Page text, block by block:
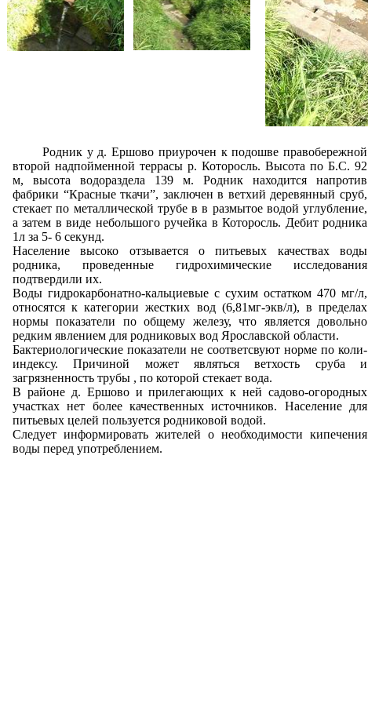
Родник у д. Ершово приурочен к подошве правобережной
второй надпойменной террасы р. Которосль. Высота по Б.С. 92
м, высота водораздела 139 м. Родник находится напротив
фабрики “Красные ткачи”, заключен в ветхий деревянный сруб,
стекает по металлической трубе в в размытое водой углубление,
а затем в виде небольшого ручейка в Которосль. Дебит родника
1л за 5- 6 секунд.
Население высоко отзывается о питьевых качествах воды
родника, проведенные гидрохимические исследования
подтвердили их.
Воды гидрокарбонатно-кальциевые с сухим остатком 470 мг/л,
относятся к категории жестких вод (6,81мг-экв/л), в пределах
нормы показатели по общему железу, что является довольно
редким явлением для родниковых вод Ярославской области.
Бактериологические показатели не соответсвуют норме по коли-
индексу. Причиной может являться ветхость сруба и
загрязненность трубы , по которой стекает вода.
В районе д. Ершово и прилегающих к ней садово-огородных
участках нет более качественных источников. Население для
питьевых целей пользуется родниковой водой.
Следует информировать жителей о необходимости кипечения
воды перед употреблением.